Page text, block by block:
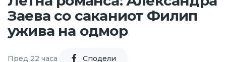
Заева со саканиот Филип
ужива на одмор
Пред 22 часа Cподели